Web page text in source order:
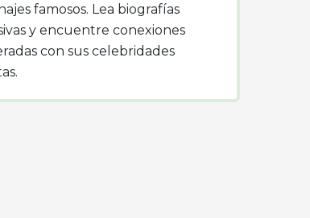
famosos. Lea biografías
y encuentre conexiones
con sus celebridades